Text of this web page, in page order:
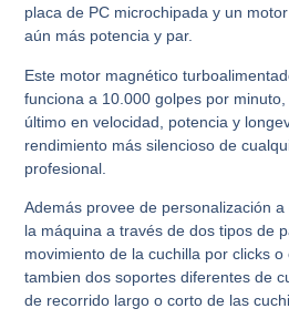
placa de PC microchipada y un
aún más potencia y par.
Este motor magnético
funciona a 10.000 golpes por
último en velocidad, potencia y
rendimiento más silencioso de
profesional.
Además provee de personalización
la máquina a través de dos tipos de
movimiento de la cuchilla por clicks
tambien dos soportes diferentes de
de recorrido largo o corto de las